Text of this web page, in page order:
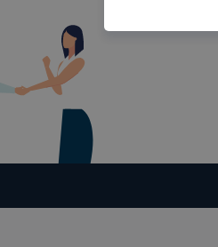
hogyan
oldalunkat,
cookie-kat?
a cookie-
mivel a
lesznek
tervezettől